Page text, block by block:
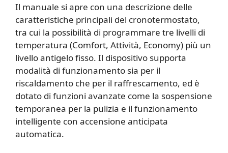
Il manuale si apre con una descrizione delle
caratteristiche principali del cronotermostato,
tra cui la possibilità di programmare tre livelli di
temperatura (Comfort, Attività, Economy) più un
livello antigelo fisso. Il dispositivo supporta
modalità di funzionamento sia per il
riscaldamento che per il raffrescamento, ed è
dotato di funzioni avanzate come la sospensione
temporanea per la pulizia e il funzionamento
intelligente con accensione anticipata
automatica.